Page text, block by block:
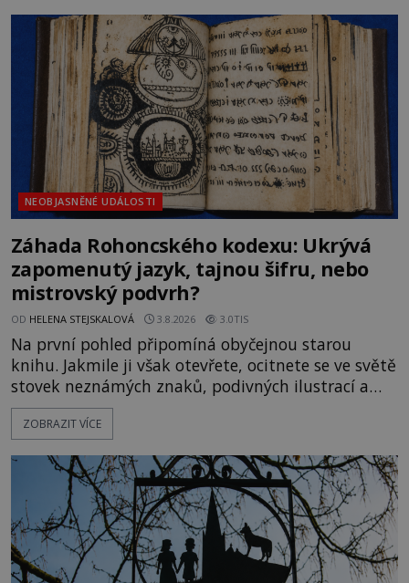
na legendě něco pravdy, nebo jde jen o fascinující
souhru okolností? Když antropolog Michail
Gerasimov (1907-1970) a
NEOBJASNĚNÉ UDÁLOSTI
Záhada Rohoncského kodexu: Ukrývá
zapomenutý jazyk, tajnou šifru, nebo
mistrovský podvrh?
OD HELENA STEJSKALOVÁ 3.8.2026 3.0TIS
Na první pohled připomíná obyčejnou starou
knihu. Jakmile ji však otevřete, ocitnete se ve světě
stovek neznámých znaků, podivných ilustrací a
textu, který už téměř dvě století vzdoruje všem
pokusům o rozluštění. Rohoncský kodex patří mezi
jistotou neví, kdo jej napsal, kdy vznikl ani co
vlastně vypráví. Rohoncský kodex se poprvé
objevuje v roce
ZOBRAZIT VÍCE